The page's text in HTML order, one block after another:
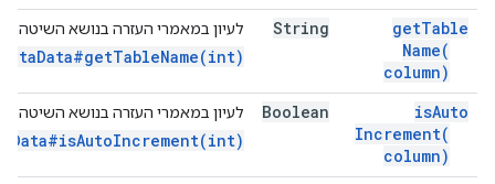
getTable
Name(
column)
String לעיון במאמרי העזרה בנושא השיטה
isAuto
Increment(
column)
Boolean לעיון במאמרי העזרה בנושא השיטה